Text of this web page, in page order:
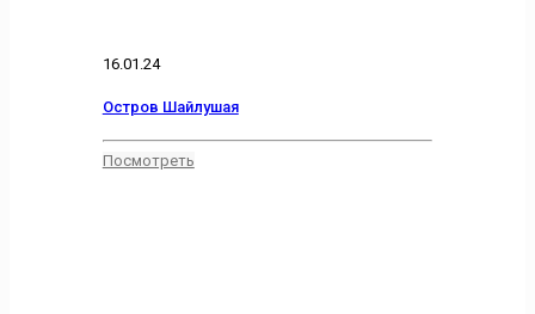
16.01.24
Остров Шайлушая
Посмотреть